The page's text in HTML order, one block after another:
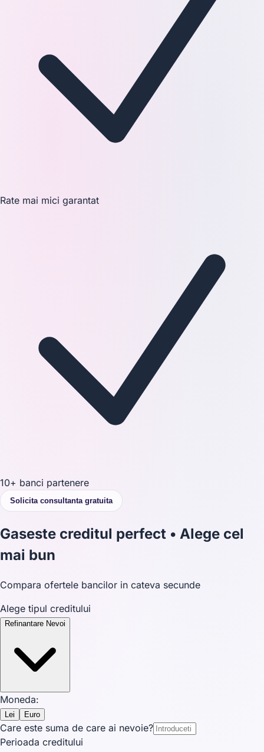
Rate mai mici garantat
10+ banci partenere
Solicita consultanta gratuita
Gaseste creditul perfect • Alege cel
mai bun
Compara ofertele bancilor in cateva secunde
Alege tipul creditului
Refinantare Nevoi
Moneda:
Lei Euro
Care este suma de care ai nevoie?
Perioada creditului